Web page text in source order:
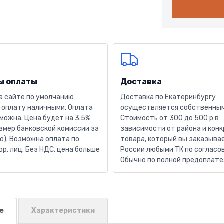
оплаты
сайте по умолчанию
наличными. Оплата
Цена будет на 3.5%
банковской комиссии за
Возможна оплата по
лиц. Без НДС, цена больше
Доставка
Доставка по Екатеринбургу
осуществляется
Стоимость от 300 до 500 р в
зависимости от района и
товара, который вы
России любыми ТК по
Обычно по полной
Характеристики